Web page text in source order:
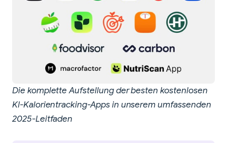
Die komplette Aufstellung der besten kostenlosen
KI-Kalorientracking-Apps in unserem umfassenden
2025-Leitfaden